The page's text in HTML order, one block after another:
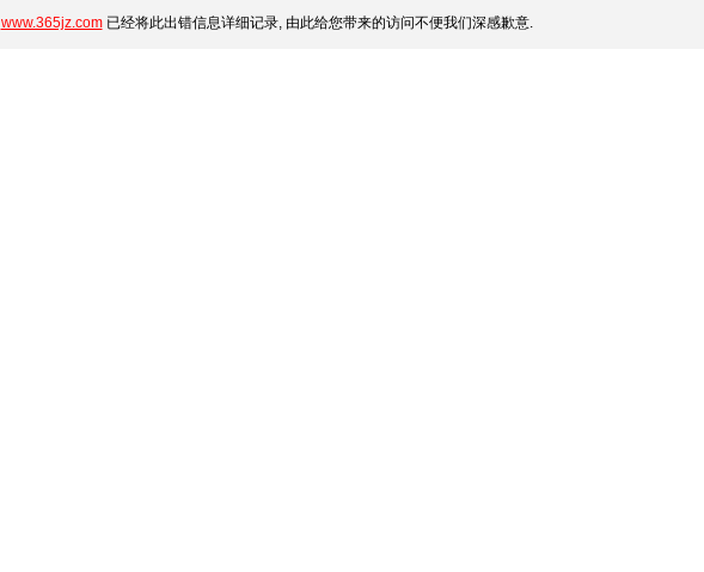
www.365jz.com已经将此出错信息详细记录, 由此给您带来的访问不便我们深感歉意.